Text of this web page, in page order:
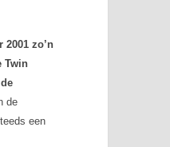
zo’n
Twin
de
de
een